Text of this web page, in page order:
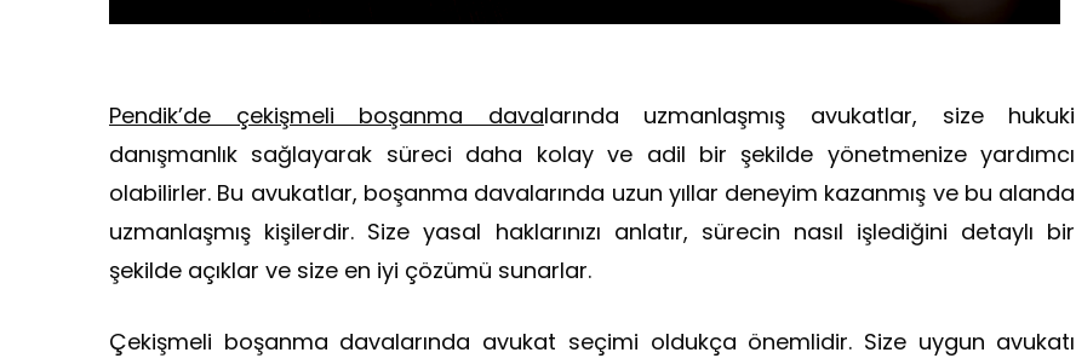
Pendik’de çekişmeli boşanma davalarında uzmanlaşmış avukatlar, size hukuki
danışmanlık sağlayarak süreci daha kolay ve adil bir şekilde yönetmenize yardımcı
olabilirler. Bu avukatlar, boşanma davalarında uzun yıllar deneyim kazanmış ve bu alanda
uzmanlaşmış kişilerdir. Size yasal haklarınızı anlatır, sürecin nasıl işlediğini detaylı bir
şekilde açıklar ve size en iyi çözümü sunarlar.
Çekişmeli boşanma davalarında avukat seçimi oldukça önemlidir. Size uygun avukatı